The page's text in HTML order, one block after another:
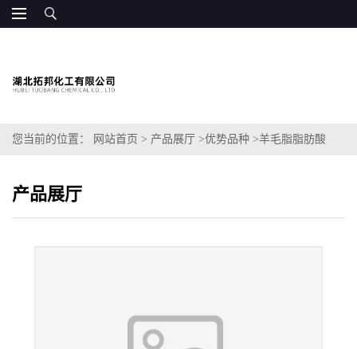
您当前的位置： 网站首页 > 产品展厅 >优势品种 >羊毛脂脂肪酸
产品展厅